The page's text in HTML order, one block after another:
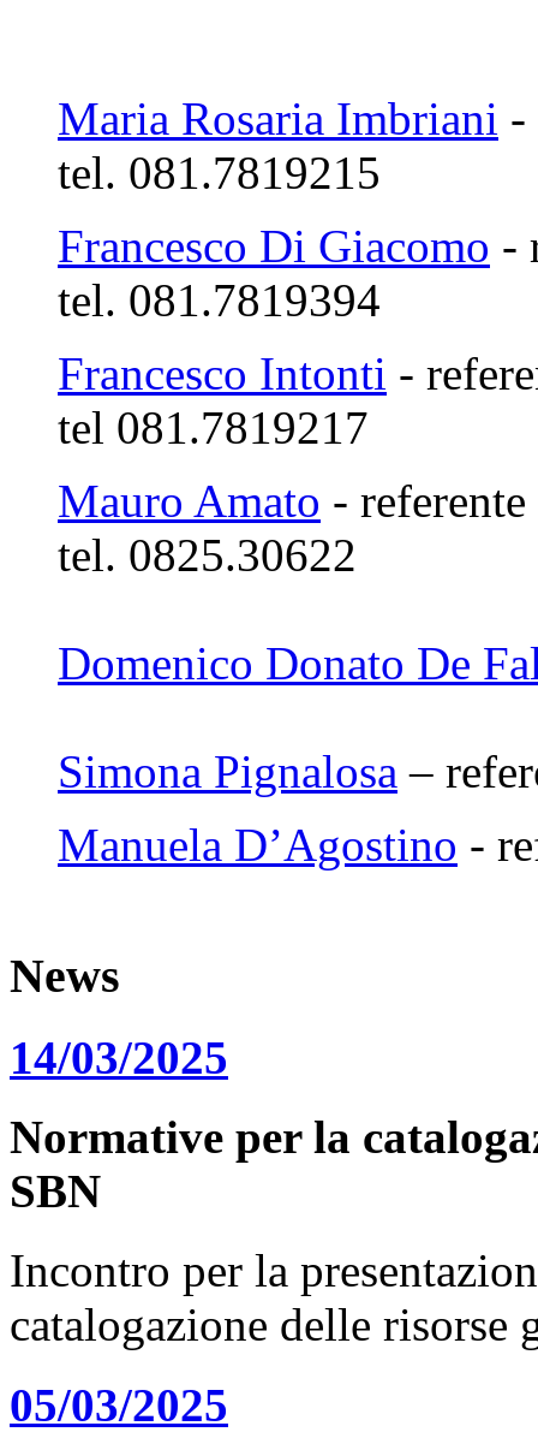
Maria Rosaria Imbriani -
tel. 081.7819215
Francesco Di Giacomo -
tel. 081.7819394
Francesco Intonti -
tel 081.7819217
Mauro Amato -
tel. 0825.30622
Domenico Donato De
Simona Pignalosa –
Manuela D’Agostino -
News
14/03/2025
Normative per la
SBN
Incontro per la
catalogazione delle risorse
05/03/2025